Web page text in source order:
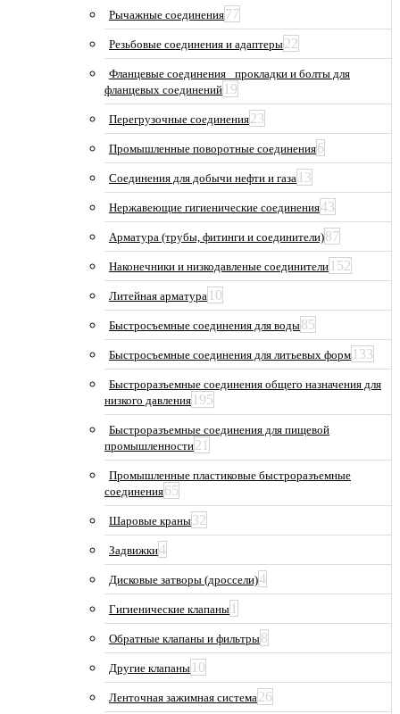
Рычажные соединения77
Резьбовые соединения и адаптеры22
Фланцевые соединения_ прокладки и болты для
фланцевых соединений 19
Перегрузочные соединения23
Промышленные поворотные соединения6
Соединения для добычи нефти и газа 13
Нержавеющие гигиенические соединения43
Арматура (трубы, фитинги и соединители)87
Наконечники и низкодавленые соединители 152
Литейная арматура 10
Быстросъемные соединения для воды85
Быстросъемные соединения для литьевых форм 133
Быстроразъемные соединения общего назначения для
низкого давления 195
Быстроразъемные соединения для пищевой
промышленности21
Промышленные пластиковые быстроразъемные
соединения65
Шаровые краны32
Задвижки4
Дисковые затворы (дроссели)4
Гигиенические клапаны 1
Обратные клапаны и фильтры8
Другие клапаны 10
Ленточная зажимная система26